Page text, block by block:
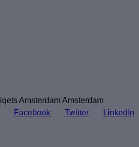
Amsterdam
Facebook Twitter LinkedIn